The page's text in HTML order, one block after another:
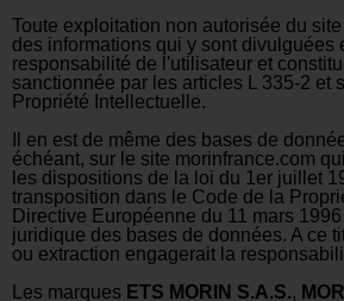
Toute exploitation non autorisée du
des informations qui y sont divulguées
responsabilité de l'utilisateur et
sanctionnée par les articles L 335-2 et
Propriété Intellectuelle.
Il en est de même des bases de
échéant, sur le site morinfrance.com
les dispositions de la loi du 1er juillet
transposition dans le Code de la
Directive Européenne du 11 mars
juridique des bases de données. A ce
ou extraction engagerait la
Les marques ETS MORIN S.A.S.,